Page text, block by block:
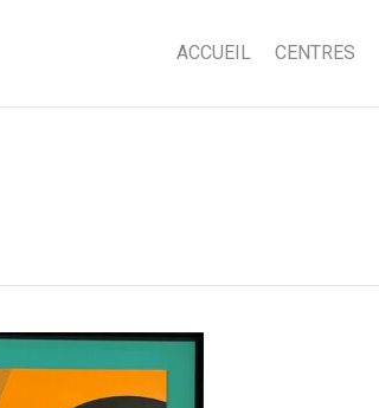
ACCUEIL CENTRES